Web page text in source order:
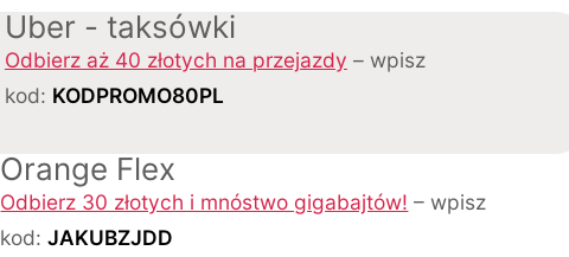
Uber - taksówki
Odbierz aż 40 złotych na przejazdy – wpisz
kod: KODPROMO80PL
Orange Flex
Odbierz 30 złotych i mnóstwo gigabajtów! – wpisz
kod:JAKUBZJDD